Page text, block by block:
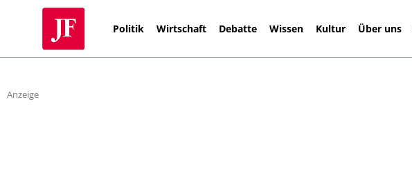
Politik Wirtschaft Debatte Wissen Kultur Über uns
Anzeige